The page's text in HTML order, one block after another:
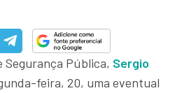
Segurança Pública, Sergio
feira, 20, uma eventual